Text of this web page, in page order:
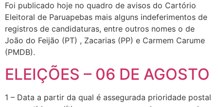
Foi publicado hoje no quadro de avisos do Cartório
Eleitoral de Paruapebas mais alguns indeferimentos de
registros de candidaturas, entre outros nomes o de
João do Feijão (PT) , Zacarias (PP) e Carmem Carume
(PMDB).
ELEIÇÕES – 06 DE AGOSTO
1 – Data a partir da qual é assegurada prioridade postal